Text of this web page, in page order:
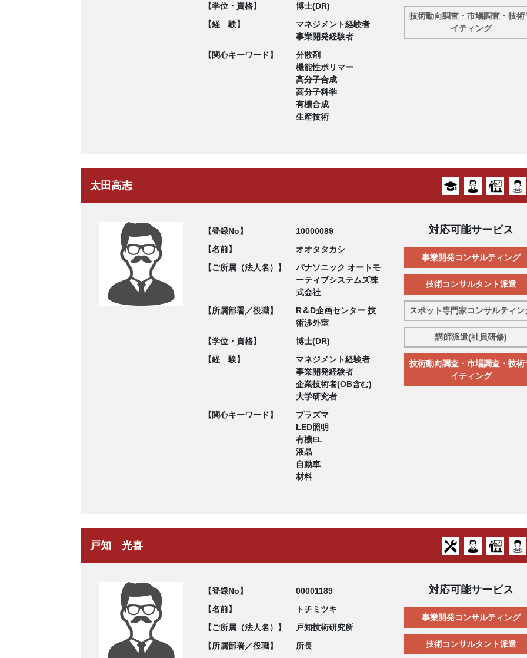
【学位・資格】
博士(DR)
【経 験】
マネジメント経験者
事業開発経験者
【関心キーワード】
分散剤
機能性ポリマー
高分子合成
高分子科学
有機合成
生産技術
技術動向調査・市場調査・技術
イティング
太田高志
【登録No】
10000089
【名前】
オオタタカシ
【ご所属（法人名）】
パナソニック オートモ
ーティブシステムズ株
式会社
【所属部署／役職】
R＆D企画センター 技
術渉外室
【学位・資格】
博士(DR)
【経 験】
マネジメント経験者
事業開発経験者
企業技術者(OB含む)
大学研究者
【関心キーワード】
プラズマ
LED照明
有機EL
液晶
自動車
材料
対応可能サービス
事業開発コンサルティング
技術コンサルタント派遣
スポット専門家コンサルティン
講師派遣(社員研修)
技術動向調査・市場調査・技術
イティング
戸知 光喜
【登録No】
00001189
【名前】
トチミツキ
【ご所属（法人名）】
戸知技術研究所
【所属部署／役職】
所長
対応可能サービス
事業開発コンサルティング
技術コンサルタント派遣